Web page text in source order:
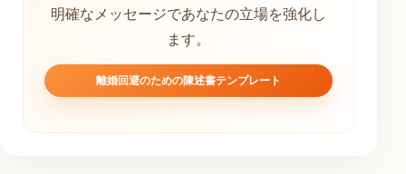
明確なメッセージであなたの立場を強化し
ます。
離婚回避のための陳述書テンプレート